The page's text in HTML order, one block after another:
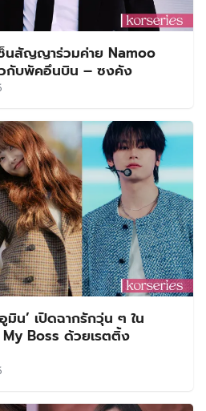
นสัญญาร่วมค่าย Namoo
กับพัคอึนบิน – ซงคัง
น’ เปิดฉากรักวุ่น ๆ ใน
Boss ด้วยเรตติ้ง